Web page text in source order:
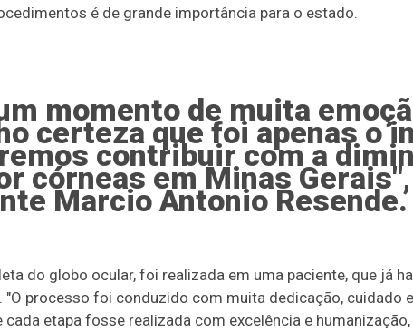
é de grande importância para o estado.
momento de muita
certeza que foi apenas o
contribuir com a
córneas em Minas Gerais",
Marcio Antonio Resende.
do globo ocular, foi realizada em uma paciente, que já
processo foi conduzido com muita dedicação, cuidado
etapa fosse realizada com excelência e